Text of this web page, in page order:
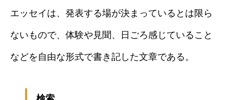
エッセイは、発表する場が決まっているとは限ら
ないもので、体験や見聞、日ごろ感じていること
などを自由な形式で書き記した文章である。